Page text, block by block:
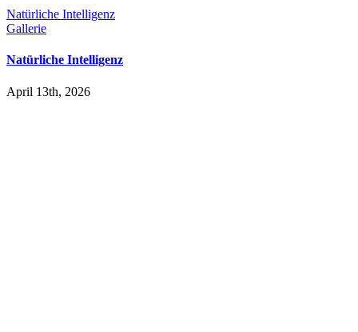
Natürliche Intelligenz
Gallerie
Natürliche Intelligenz
April 13th, 2026